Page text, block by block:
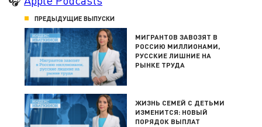
ПРЕДЫДУЩИЕ ВЫПУСКИ
МИГРАНТОВ ЗАВОЗЯТ В
РОССИЮ МИЛЛИОНАМИ,
РУССКИЕ ЛИШНИЕ НА
РЫНКЕ ТРУДА
ЖИЗНЬ СЕМЕЙ С ДЕТЬМИ
ИЗМЕНИТСЯ: НОВЫЙ
ПОРЯДОК ВЫПЛАТ